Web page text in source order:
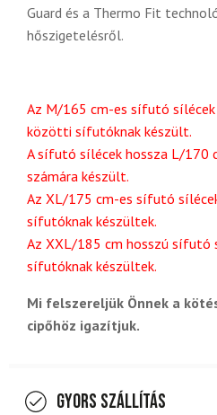
Guard és a Thermo Fit
hőszigetelésről.
Az M/165 cm-es sífutó sílécek
közötti sífutóknak készült.
A sífutó sílécek hossza L/170
számára készült.
Az XL/175 cm-es sífutó
sífutóknak készültek.
Az XXL/185 cm hosszú sífutó
sífutóknak készültek.
Mi felszereljük Önnek a
cipőhöz igazítjuk.
Gyors szállítás